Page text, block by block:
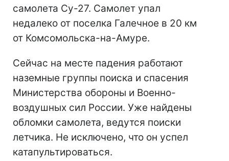
самолета Су-27. Самолет упал
недалеко от поселка Галечное в 20 км
от Комсомольска-на-Амуре.
Сейчас на месте падения работают
наземные группы поиска и спасения
Министерства обороны и Военно-
воздушных сил России. Уже найдены
обломки самолета, ведутся поиски
летчика. Не исключено, что он успел
катапультироваться.